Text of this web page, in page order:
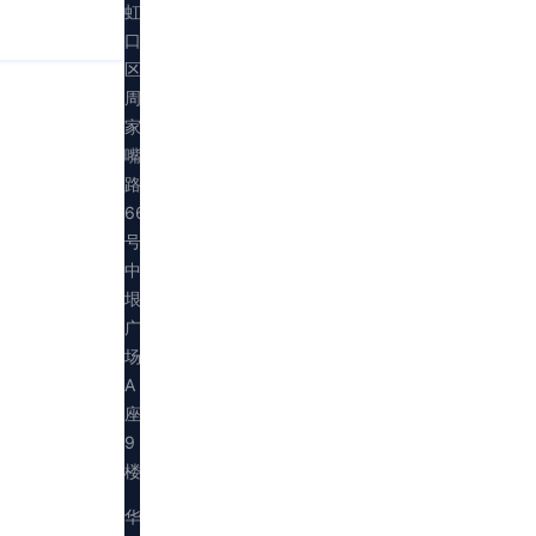
虹
口
区
周
家
嘴
路
669
号
中
垠
广
场
A
座
9
楼
华